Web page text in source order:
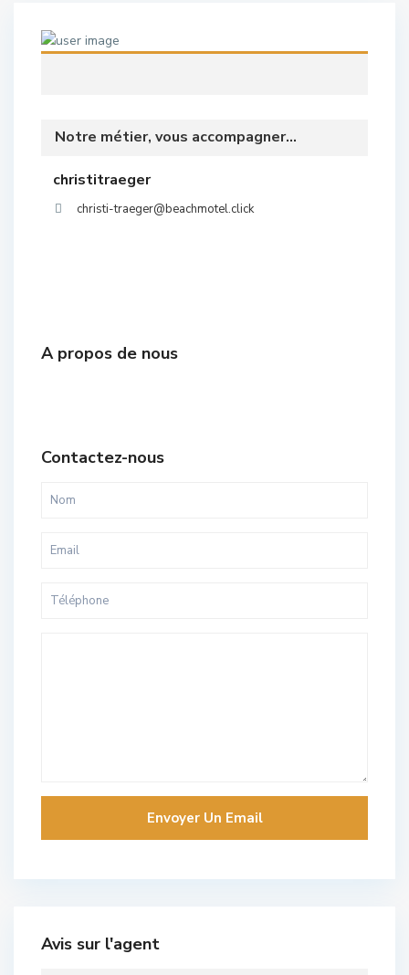
Notre métier, vous accompagner...
christitraeger
christi-traeger@beachmotel.click
A propos de nous
Contactez-nous
Avis sur l'agent